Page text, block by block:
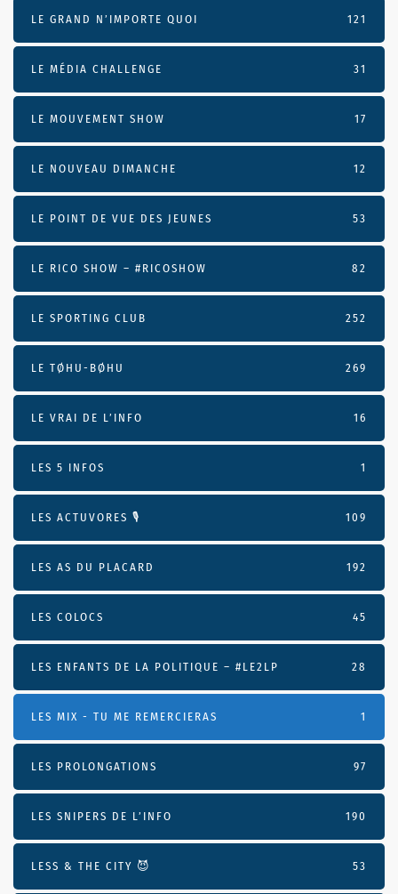
LE GRAND N’IMPORTE QUOI 121
LE MÉDIA CHALLENGE 31
LE MOUVEMENT SHOW 17
LE NOUVEAU DIMANCHE 12
LE POINT DE VUE DES JEUNES 53
LE RICO SHOW – #RICOSHOW 82
LE SPORTING CLUB 252
LE TØHU-BØHU 269
LE VRAI DE L’INFO 16
LES 5 INFOS 1
LES ACTUVORES 🎙 109
LES AS DU PLACARD 192
LES COLOCS 45
LES ENFANTS DE LA POLITIQUE – #LE2LP 28
LES MIX - TU ME REMERCIERAS 1
LES PROLONGATIONS 97
LES SNIPERS DE L’INFO 190
LESS & THE CITY 😈 53